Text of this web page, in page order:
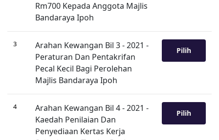
Rm700 Kepada Anggota Majlis
Bandaraya Ipoh
3
Arahan Kewangan Bil 3 - 2021 -
Peraturan Dan Pentakrifan
Pecal Kecil Bagi Perolehan
Majlis Bandaraya Ipoh
Pilih
4
Arahan Kewangan Bil 4 - 2021 -
Kaedah Penilaian Dan
Penyediaan Kertas Kerja
Pilih